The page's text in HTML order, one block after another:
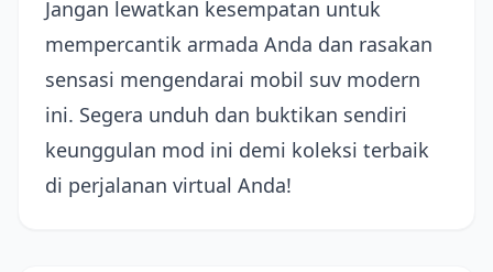
Jangan lewatkan kesempatan untuk
mempercantik armada Anda dan rasakan
sensasi mengendarai mobil suv modern
ini. Segera unduh dan buktikan sendiri
keunggulan mod ini demi koleksi terbaik
di perjalanan virtual Anda!